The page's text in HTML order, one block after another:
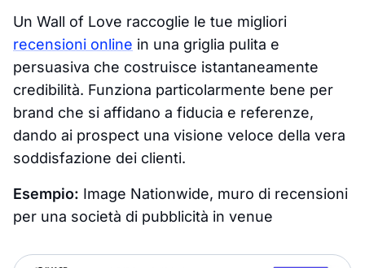
Un Wall of Love raccoglie le tue migliori
recensioni online in una griglia pulita e
persuasiva che costruisce istantaneamente
credibilità. Funziona particolarmente bene per
brand che si affidano a fiducia e referenze,
dando ai prospect una visione veloce della vera
soddisfazione dei clienti.
Esempio: Image Nationwide, muro di recensioni
per una società di pubblicità in venue